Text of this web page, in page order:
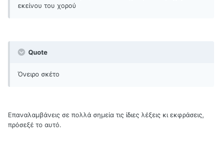
εκείνου του χορού
Quote
Όνειρο σκέτο
Επαναλαμβάνεις σε πολλά σημεία τις ίδιες λέξεις κι εκφράσεις,
πρόσεξέ το αυτό.